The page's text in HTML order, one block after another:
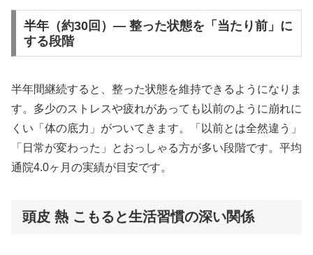
半年（約30回）— 整った状態を「当たり前」に
する段階
半年間継続すると、整った状態を維持できるようになりま
す。多少のストレスや疲れがあっても以前のように崩れに
くい「体の底力」がついてきます。「以前とは全然違う」
「日常が変わった」とおっしゃる方が多い段階です。平均
通院4.0ヶ月の実績が目安です。
頭皮 熱 こもると生活習慣の深い関係